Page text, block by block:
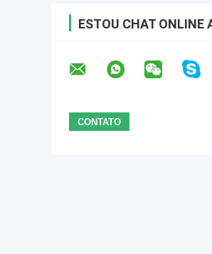
ESTOU CHAT ONLINE